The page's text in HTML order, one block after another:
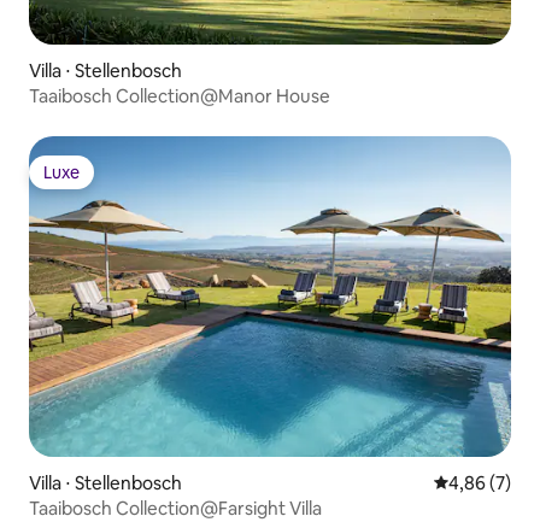
Villa ⋅ Stellenbosch
Taaibosch Collection@Manor House
Luxe
Luxe
Villa ⋅ Stellenbosch Évaluation
4,86 (7)
Taaibosch Collection@Farsight Villa